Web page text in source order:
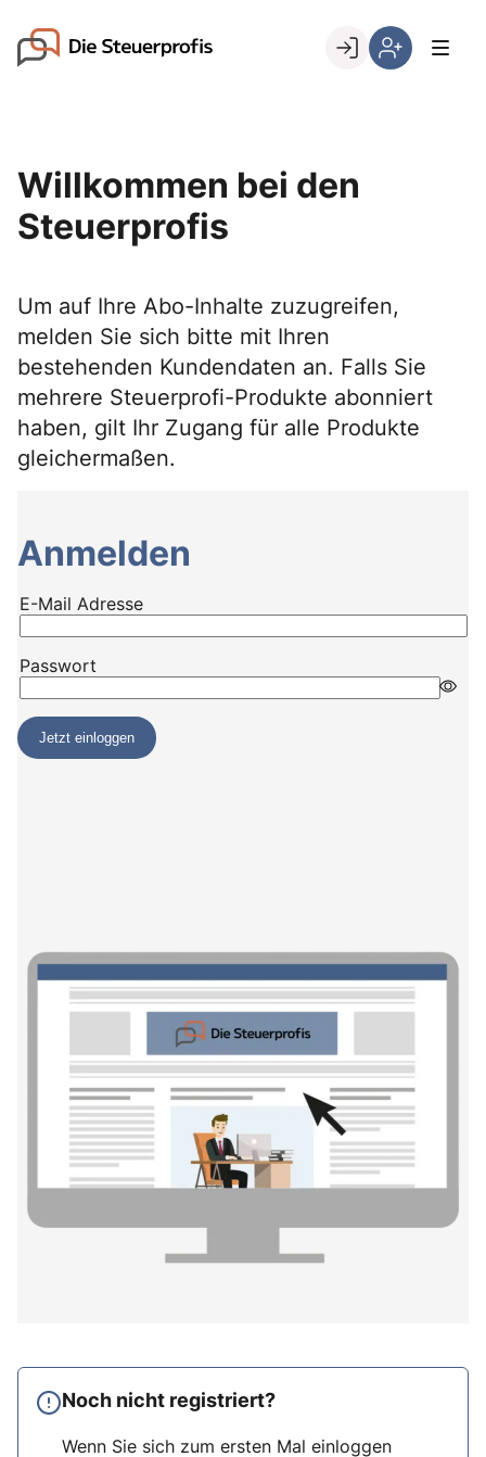
content
Go to landing page.
sind
Willkommen bei den
Steuerprofis
Um auf Ihre Abo-Inhalte zuzugreifen,
melden Sie sich bitte mit Ihren
bestehenden Kundendaten an. Falls Sie
mehrere Steuerprofi-Produkte abonniert
haben, gilt Ihr Zugang für alle Produkte
gleichermaßen.
Anmelden
Noch nicht registriert?
Wenn Sie sich zum ersten Mal einloggen